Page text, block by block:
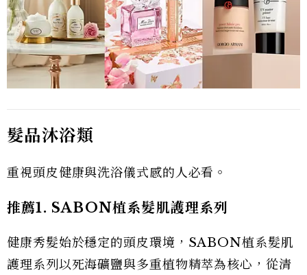
髮品沐浴類
重視頭皮健康與洗浴儀式感的人必看。
推薦1. SABON植系髮肌護理系列
健康秀髮始於穩定的頭皮環境，SABON植系髮肌
護理系列以死海礦鹽與多重植物精萃為核心，從清